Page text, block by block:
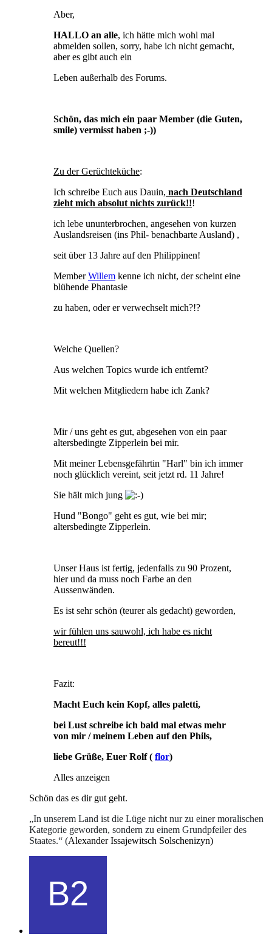
Aber,
HALLO an alle, ich hätte mich wohl mal
abmelden sollen, sorry, habe ich nicht gemacht,
aber es gibt auch ein
Leben außerhalb des Forums.
Schön, das mich ein paar Member (die Guten,
smile) vermisst haben ;-))
Zu der Gerüchteküche:
Ich schreibe Euch aus Dauin, nach Deutschland
zieht mich absolut nichts zurück!!!
ich lebe ununterbrochen, angesehen von kurzen
Auslandsreisen (ins Phil- benachbarte Ausland) ,
seit über 13 Jahre auf den Philippinen!
MemberWillem kenne ich nicht, der scheint eine
blühende Phantasie
zu haben, oder er verwechselt mich?!?
Welche Quellen?
Aus welchen Topics wurde ich entfernt?
Mit welchen Mitgliedern habe ich Zank?
Mir / uns geht es gut, abgesehen von ein paar
altersbedingte Zipperlein bei mir.
Mit meiner Lebensgefährtin "Harl" bin ich immer
noch glücklich vereint, seit jetzt rd. 11 Jahre!
Sie hält mich jung
Hund "Bongo" geht es gut, wie bei mir;
altersbedingte Zipperlein.
Unser Haus ist fertig, jedenfalls zu 90 Prozent,
hier und da muss noch Farbe an den
Aussenwänden.
Es ist sehr schön (teurer als gedacht) geworden,
wir fühlen uns sauwohl, ich habe es nicht
bereut!!!
Fazit:
Macht Euch kein Kopf, alles paletti,
bei Lust schreibe ich bald mal etwas mehr
von mir / meinem Leben auf den Phils,
liebe Grüße, Euer Rolf ( flor)
Alles anzeigen
Schön das es dir gut geht.
„In unserem Land ist die Lüge nicht nur zu einer moralischen
Kategorie geworden, sondern zu einem Grundpfeiler des
Staates.“ (Alexander Issajewitsch Solschenizyn)